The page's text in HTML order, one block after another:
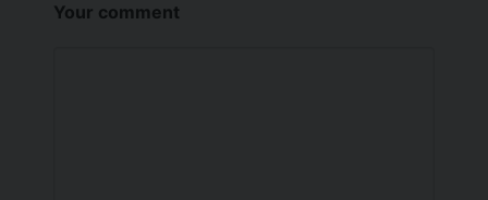
Your comment